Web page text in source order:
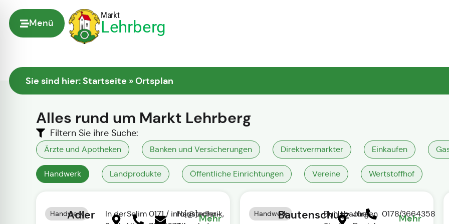
Menü
Markt
Lehrberg
Sie sind hier:Startseite »Ortsplan
Alles rund um Markt Lehrberg
Filtern Sie ihre Suche:
Ärzte und Apotheken Banken und Versicherungen Direktvermarkter Einkaufen
Handwerk Landprodukte Öffentliche Einrichtungen Vereine Wertstoffhof
Handwerk
Adler
In derSelim 0171 / info[@]adler-
Haustechnik,
Mehr
HandwerkBautenschutz
Buhlsbacher
Jürgen 0178/3664358
Mehr